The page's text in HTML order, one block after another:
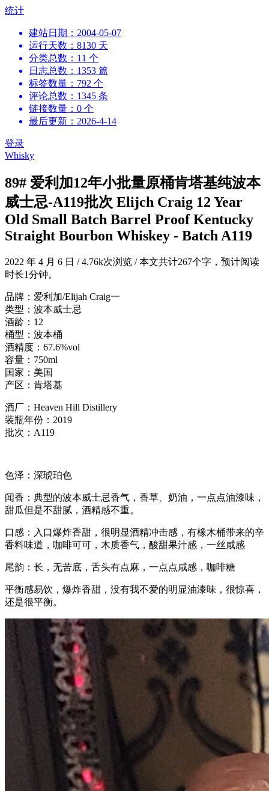
跳
统计
建站日期：2004-05-07
运行天数：8130 天
分类总数：11 个
日志总数：1353 篇
标签数量：792 个
评论总数：1345 条
链接数量：0 个
最后更新：2026-4-14
登录
Whisky
89# 爱利加12年小批量原桶肯塔基纯波本
威士忌-A119批次 Elijch Craig 12 Year
Old Small Batch Barrel Proof Kentucky
Straight Bourbon Whiskey - Batch A119
2022 年 4 月 6 日 /4.76k次浏览 /本文共计267个字，预计阅读
时长1分钟。
品牌：爱利加/Elijah Craig一
类型：波本威士忌
酒龄：12
桶型：波本桶
酒精度：67.6%vol
容量：750ml
国家：美国
产区：肯塔基
酒厂：Heaven Hill Distillery
装瓶年份：2019
批次：A119
色泽：深琥珀色
闻香：典型的波本威士忌香气，香草、奶油，一点点油漆味，
甜瓜但是不甜腻，酒精感不重。
口感：入口爆炸香甜，很明显酒精冲击感，有橡木桶带来的辛
香料味道，咖啡可可，木质香气，酸甜果汁感，一丝咸感
尾韵：长，无苦底，舌头有点麻，一点点咸感，咖啡糖
平衡感易饮，爆炸香甜，没有我不爱的明显油漆味，很惊喜，
还是很平衡。